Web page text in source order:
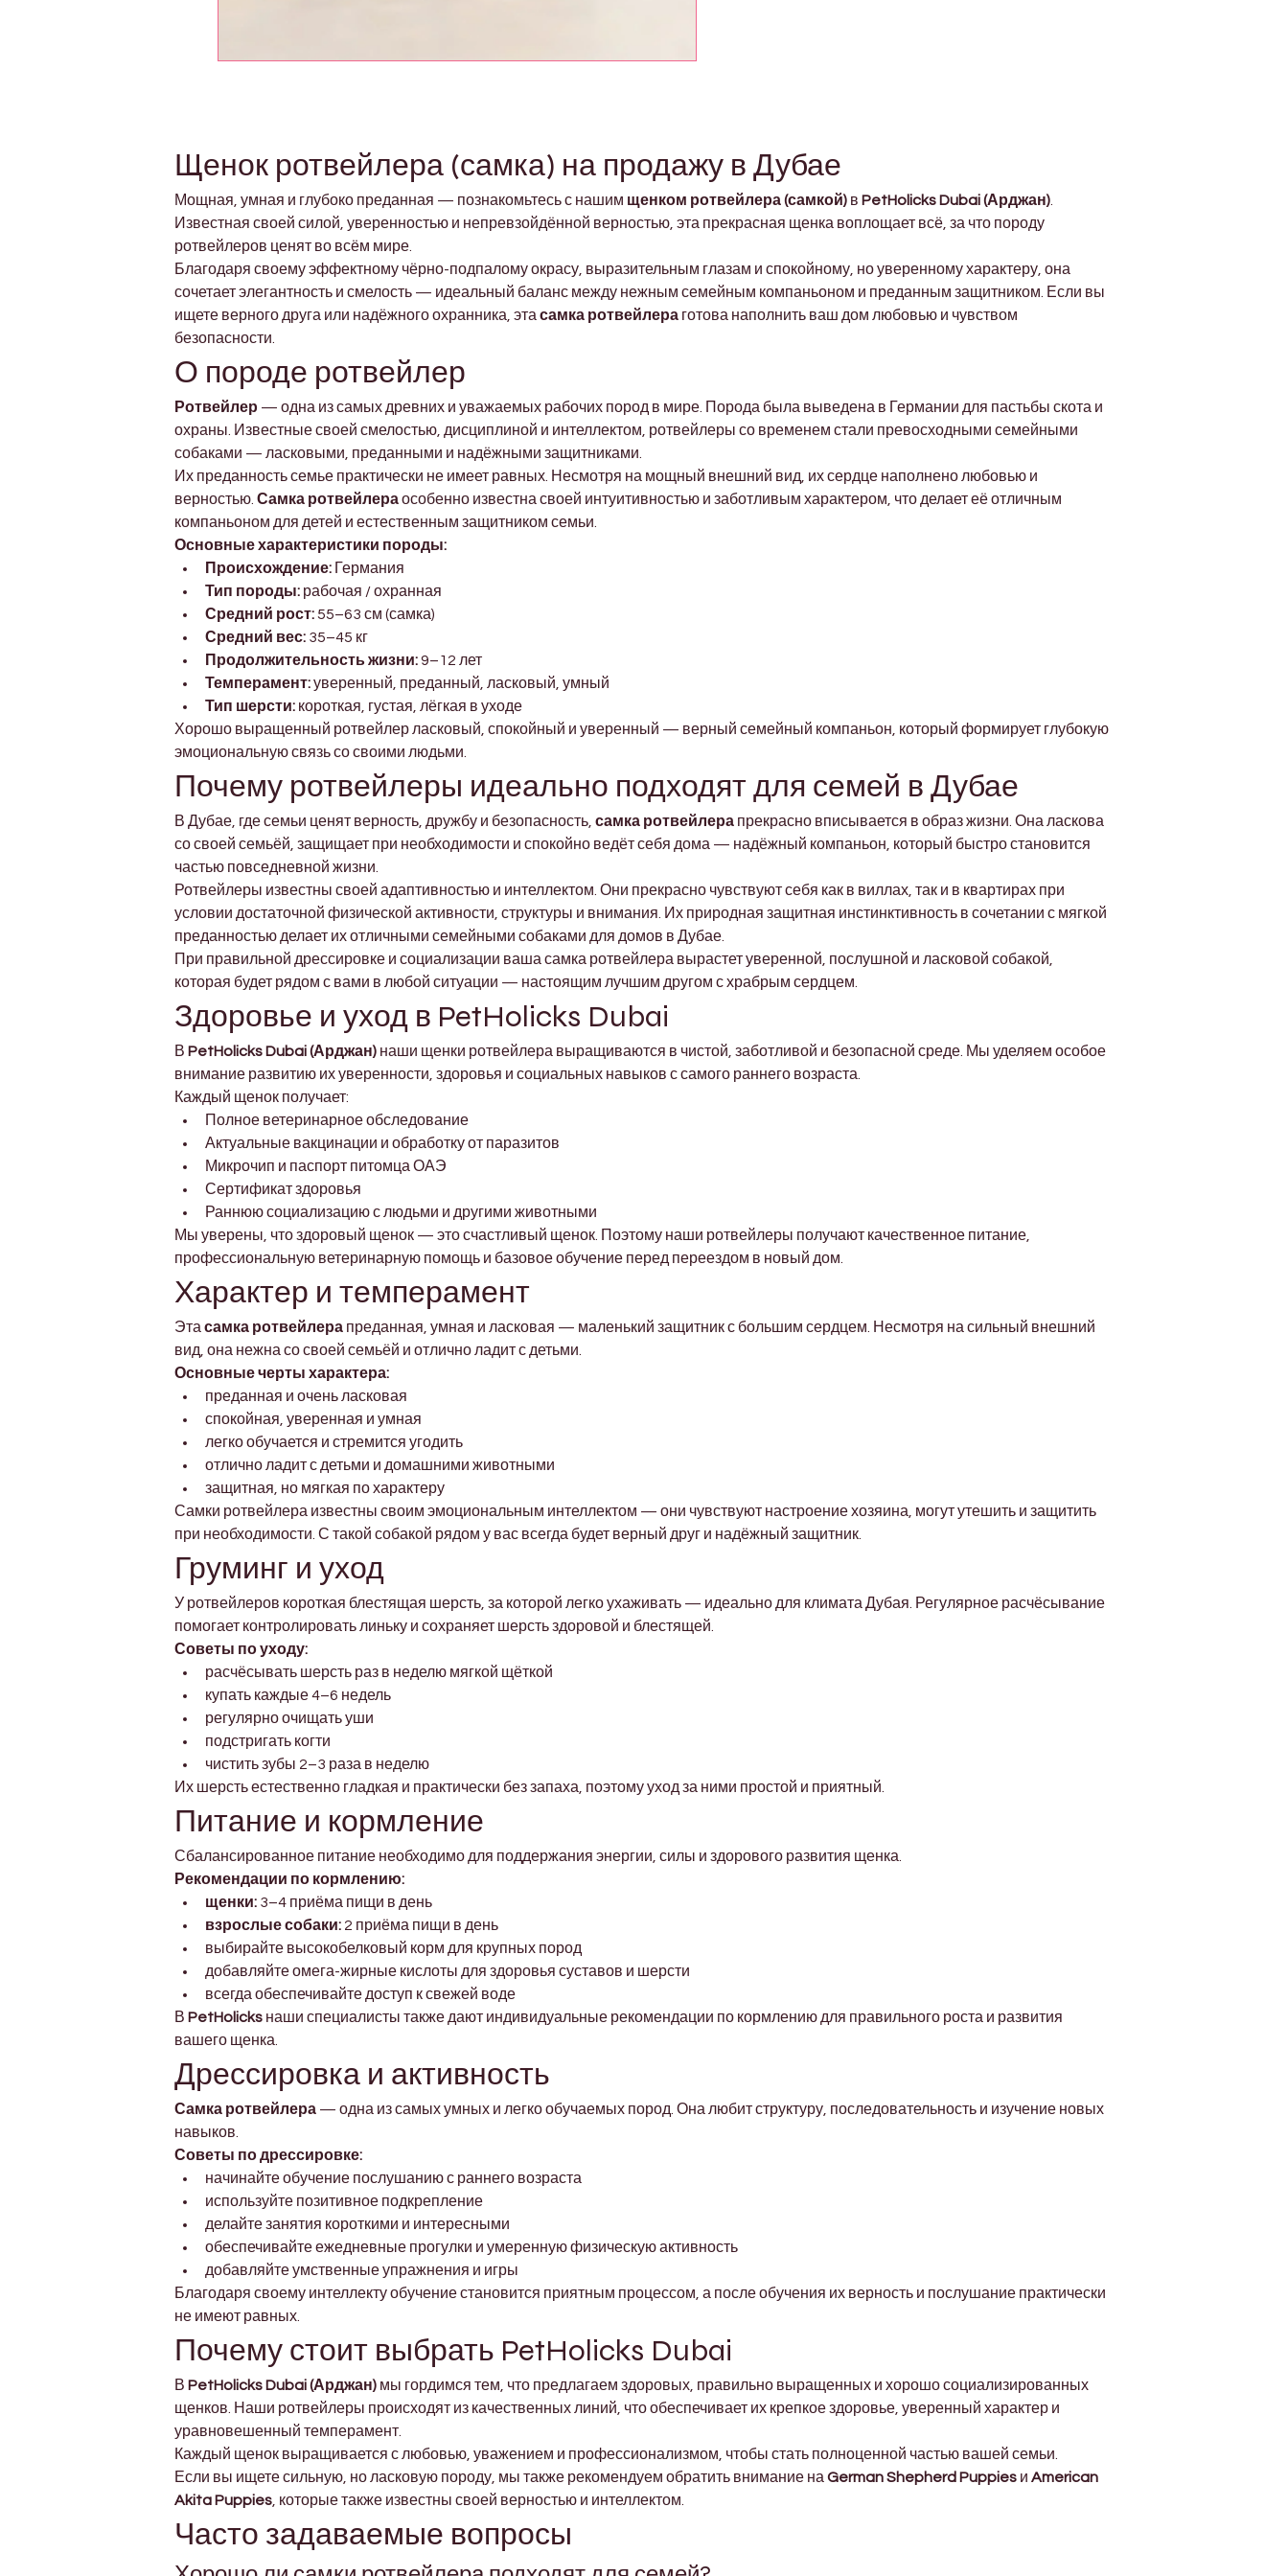
Щенок ротвейлера (самка) на продажу в Дубае
Мощная, умная и глубоко преданная — познакомьтесь с нашим щенком ротвейлера (самкой) в PetHolicks Dubai (Арджан)
Известная своей силой, уверенностью и непревзойдённой верностью, эта прекрасная щенка воплощает всё, за что породу
ротвейлеров ценят во всём мире.
Благодаря своему эффектному чёрно-подпалому окрасу, выразительным глазам и спокойному, но уверенному характеру, она
сочетает элегантность и смелость — идеальный баланс между нежным семейным компаньоном и преданным защитником. Если вы
ищете верного друга или надёжного охранника, эта самка ротвейлера готова наполнить ваш дом любовью и чувством
безопасности.
О породе ротвейлер
Ротвейлер — одна из самых древних и уважаемых рабочих пород в мире. Порода была выведена в Германии для пастьбы скота и
охраны. Известные своей смелостью, дисциплиной и интеллектом, ротвейлеры со временем стали превосходными семейными
собаками — ласковыми, преданными и надёжными защитниками.
Их преданность семье практически не имеет равных. Несмотря на мощный внешний вид, их сердце наполнено любовью и
верностью. Самка ротвейлера особенно известна своей интуитивностью и заботливым характером, что делает её отличным
компаньоном для детей и естественным защитником семьи.
Основные характеристики породы:
Происхождение: Германия
Тип породы: рабочая / охранная
Средний рост: 55–63 см (самка)
Средний вес: 35–45 кг
Продолжительность жизни: 9–12 лет
Темперамент: уверенный, преданный, ласковый, умный
Тип шерсти: короткая, густая, лёгкая в уходе
Хорошо выращенный ротвейлер ласковый, спокойный и уверенный — верный семейный компаньон, который формирует глубокую
эмоциональную связь со своими людьми.
Почему ротвейлеры идеально подходят для семей в Дубае
В Дубае, где семьи ценят верность, дружбу и безопасность, самка ротвейлера прекрасно вписывается в образ жизни. Она ласкова
со своей семьёй, защищает при необходимости и спокойно ведёт себя дома — надёжный компаньон, который быстро становится
частью повседневной жизни.
Ротвейлеры известны своей адаптивностью и интеллектом. Они прекрасно чувствуют себя как в виллах, так и в квартирах при
условии достаточной физической активности, структуры и внимания. Их природная защитная инстинктивность в сочетании с мягкой
преданностью делает их отличными семейными собаками для домов в Дубае.
При правильной дрессировке и социализации ваша самка ротвейлера вырастет уверенной, послушной и ласковой собакой,
которая будет рядом с вами в любой ситуации — настоящим лучшим другом с храбрым сердцем.
Здоровье и уход в PetHolicks Dubai
В PetHolicks Dubai (Арджан) наши щенки ротвейлера выращиваются в чистой, заботливой и безопасной среде. Мы уделяем особое
внимание развитию их уверенности, здоровья и социальных навыков с самого раннего возраста.
Каждый щенок получает:
Полное ветеринарное обследование
Актуальные вакцинации и обработку от паразитов
Микрочип и паспорт питомца ОАЭ
Сертификат здоровья
Раннюю социализацию с людьми и другими животными
Мы уверены, что здоровый щенок — это счастливый щенок. Поэтому наши ротвейлеры получают качественное питание,
профессиональную ветеринарную помощь и базовое обучение перед переездом в новый дом.
Характер и темперамент
Эта самка ротвейлера преданная, умная и ласковая — маленький защитник с большим сердцем. Несмотря на сильный внешний
вид, она нежна со своей семьёй и отлично ладит с детьми.
Основные черты характера:
преданная и очень ласковая
спокойная, уверенная и умная
легко обучается и стремится угодить
отлично ладит с детьми и домашними животными
защитная, но мягкая по характеру
Самки ротвейлера известны своим эмоциональным интеллектом — они чувствуют настроение хозяина, могут утешить и защитить
при необходимости. С такой собакой рядом у вас всегда будет верный друг и надёжный защитник.
Груминг и уход
У ротвейлеров короткая блестящая шерсть, за которой легко ухаживать — идеально для климата Дубая. Регулярное расчёсывание
помогает контролировать линьку и сохраняет шерсть здоровой и блестящей.
Советы по уходу:
расчёсывать шерсть раз в неделю мягкой щёткой
купать каждые 4–6 недель
регулярно очищать уши
подстригать когти
чистить зубы 2–3 раза в неделю
Их шерсть естественно гладкая и практически без запаха, поэтому уход за ними простой и приятный.
Питание и кормление
Сбалансированное питание необходимо для поддержания энергии, силы и здорового развития щенка.
Рекомендации по кормлению:
щенки: 3–4 приёма пищи в день
взрослые собаки: 2 приёма пищи в день
выбирайте высокобелковый корм для крупных пород
добавляйте омега-жирные кислоты для здоровья суставов и шерсти
всегда обеспечивайте доступ к свежей воде
В PetHolicks наши специалисты также дают индивидуальные рекомендации по кормлению для правильного роста и развития
вашего щенка.
Дрессировка и активность
Самка ротвейлера — одна из самых умных и легко обучаемых пород. Она любит структуру, последовательность и изучение новых
навыков.
Советы по дрессировке:
начинайте обучение послушанию с раннего возраста
используйте позитивное подкрепление
делайте занятия короткими и интересными
обеспечивайте ежедневные прогулки и умеренную физическую активность
добавляйте умственные упражнения и игры
Благодаря своему интеллекту обучение становится приятным процессом, а после обучения их верность и послушание практически
не имеют равных.
Почему стоит выбрать PetHolicks Dubai
В PetHolicks Dubai (Арджан) мы гордимся тем, что предлагаем здоровых, правильно выращенных и хорошо социализированных
щенков. Наши ротвейлеры происходят из качественных линий, что обеспечивает их крепкое здоровье, уверенный характер и
уравновешенный темперамент.
Каждый щенок выращивается с любовью, уважением и профессионализмом, чтобы стать полноценной частью вашей семьи.
Если вы ищете сильную, но ласковую породу, мы также рекомендуем обратить внимание на German Shepherd Puppies и American
Akita Puppies , которые также известны своей верностью и интеллектом.
Часто задаваемые вопросы